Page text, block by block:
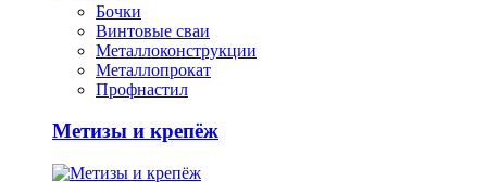
Бочки
Винтовые сваи
Металлоконструкции
Металлопрокат
Профнастил
Метизы и крепёж